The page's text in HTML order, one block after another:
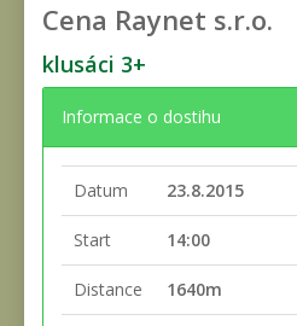
Cena Raynet s.r.o.
klusáci 3+
Informace o dostihu
Datum 23.8.2015
Start 14:00
Distance 1640m